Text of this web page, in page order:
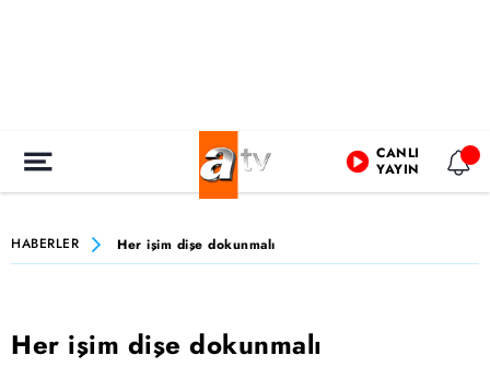
CANLI
YAYIN
HABERLER Her işim dişe dokunmalı
Her işim dişe dokunmalı